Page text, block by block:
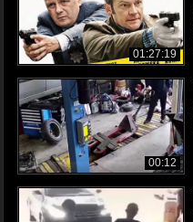
01:27:19
00:12